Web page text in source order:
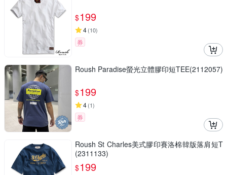
$199
4(10)
券
Roush Paradise螢光立體膠印短TEE(2112057)
$199
4(1)
券
Roush St Charles美式膠印賽洛棉韓版落肩短T
(2311133)
$199